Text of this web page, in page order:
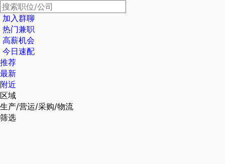
加入群聊
热门兼职
高薪机会
今日速配
推荐
最新
附近
区域
生产/营运/采购/物流
筛选